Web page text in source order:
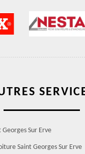
Georges Sur Erve
Saint Georges Sur Erve